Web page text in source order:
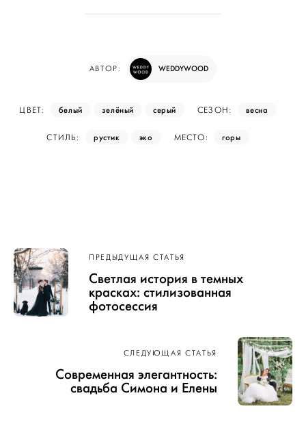
АВТОР: WEDDYWOOD
ЦВЕТ: белый зелёный серый СЕЗОН: весна
СТИЛЬ: рустик эко МЕСТО: горы
Навигация
по записям
ПРЕДЫДУЩАЯ СТАТЬЯ
Светлая история в темных
красках: стилизованная
фотосессия
СЛЕДУЮЩАЯ СТАТЬЯ
Современная элегантность:
свадьба Симона и Елены